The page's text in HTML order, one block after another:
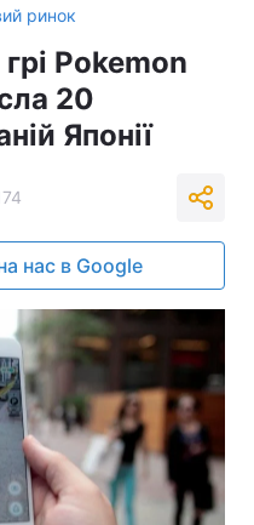
ринок
Pokemon
20
Японії
нас в Google